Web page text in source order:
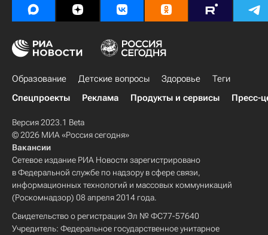
Образование Детские вопросы Здоровье
Теги
Спецпроекты
Реклама Продукты и сервисы Пресс-
Версия 2023.1 Beta
© 2026 МИА «Россия сегодня»
Вакансии
Сетевое издание РИА Новости зарегистрировано
в Федеральной службе по надзору в сфере связи,
информационных технологий и массовых коммуникаций
(Роскомнадзор) 08 апреля 2014 года.
Свидетельство о регистрации Эл № ФС77-57640
Учредитель: Федеральное государственное унитарное